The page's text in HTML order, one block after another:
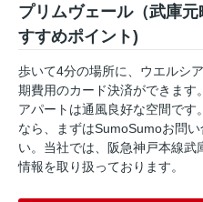
プリムヴェール（武庫
すすめポイント)
歩いて4分の場所に、ウエルシ
期費用のカード決済ができます
アパートは通風良好な空間で
なら、まずはSumoSumoお問
い。当社では、阪急神戸本線
情報を取り扱っております。